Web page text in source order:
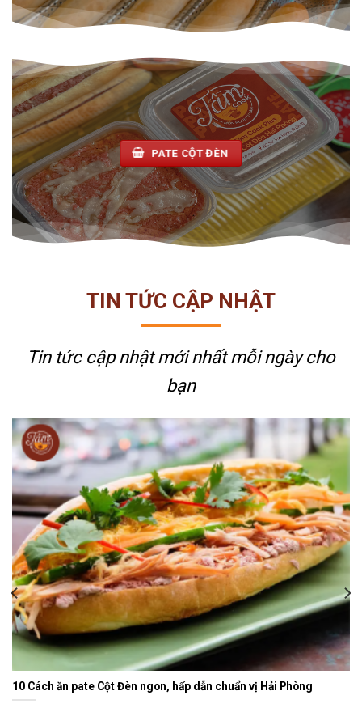
PATE CỘT ĐÈN
TIN TỨC CẬP NHẬT
Tin tức cập nhật mới nhấtmỗi ngày cho
bạn
Ăn gì ngày Tết sao cho đỡ ngán và lạ miệng? Gợi ý 15 món
dễ làm tại nhà